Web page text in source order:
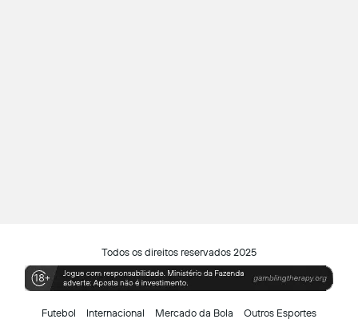
Todos os direitos reservados 2025
Futebol Internacional Mercado da Bola Outros Esportes